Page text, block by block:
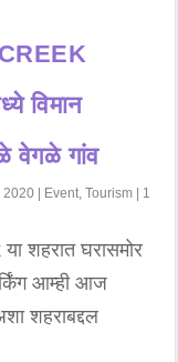
विमान
गांव
2020 | Event ,Tourism | 1
शहरात घरासमोर
आम्ही आज
शहराबद्दल